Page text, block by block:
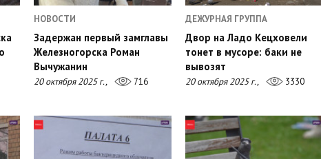
НОВОСТИ
Задержан первый замглавы
Железногорска Роман
Вычужанин
20 октября 2025 г., 716
ДЕЖУРНАЯ ГРУППА
Двор на Ладо Кецховели
тонет в мусоре: баки не
вывозят
20 октября 2025 г., 3330